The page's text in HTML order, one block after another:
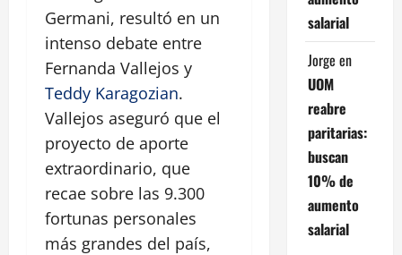
Germani, resultó en un
intenso debate entre
Fernanda Vallejos y
Teddy Karagozian.
Vallejos aseguró que el
proyecto de aporte
extraordinario, que
recae sobre las 9.300
fortunas personales
más grandes del país,
salarial
Jorge en
UOM
reabre
paritarias:
buscan
10% de
aumento
salarial